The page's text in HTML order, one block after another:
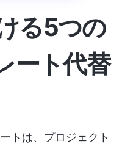
る5つの
ート代替
トは、プロジェクト